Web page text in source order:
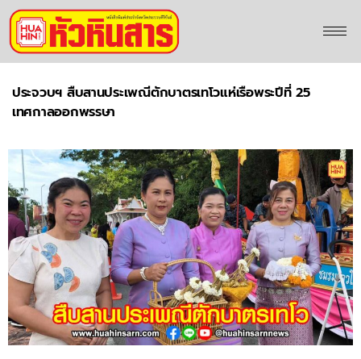
ประจวบฯ สืบสานประเพณีตักบาตรเทโวแห่เรือพระปีที่ 25
เทศกาลออกพรรษา